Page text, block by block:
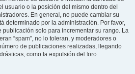
usuario o la posición del mismo dentro del
En general, no puede cambiar su
determinado por la administración. Por favor,
publicación solo para incrementar su rango. La
“spam”, no lo toleran, y moderadores o
de publicaciones realizadas, llegando
como la expulsión del foro.